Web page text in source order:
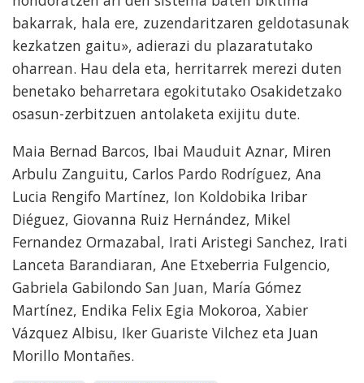
bakarrak, hala ere, zuzendaritzaren geldotasunak
kezkatzen gaitu», adierazi du plazaratutako
oharrean. Hau dela eta, herritarrek merezi duten
benetako beharretara egokitutako Osakidetzako
osasun-zerbitzuen antolaketa exijitu dute.
Maia Bernad Barcos, Ibai Mauduit Aznar, Miren
Arbulu Zanguitu, Carlos Pardo Rodríguez, Ana
Lucia Rengifo Martínez, Ion Koldobika Iribar
Diéguez, Giovanna Ruiz Hernández, Mikel
Fernandez Ormazabal, Irati Aristegi Sanchez, Irati
Lanceta Barandiaran, Ane Etxeberria Fulgencio,
Gabriela Gabilondo San Juan, María Gómez
Martínez, Endika Felix Egia Mokoroa, Xabier
Vázquez Albisu, Iker Guariste Vilchez eta Juan
Morillo Montañes.